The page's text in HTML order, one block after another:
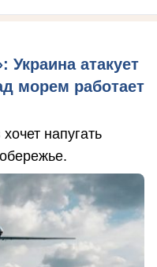
атакует
морем работает
напугать